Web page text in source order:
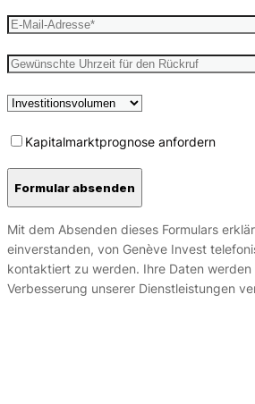
Kapitalmarktprognose anfordern
Mit dem Absenden dieses Formulars
einverstanden, von Genève Invest
kontaktiert zu werden. Ihre Daten
Verbesserung unserer Dienstleistungen